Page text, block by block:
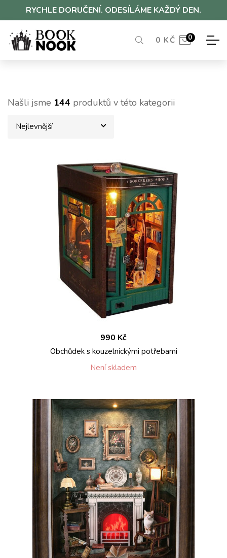
RYCHLE DORUČENÍ. ODESÍLÁME KAŽDÝ DEN.
0 KČ 0
Našli jsme 144 produktů v této kategorii
Nejlevnější
990 Kč
Obchůdek s kouzelnickými potřebami
Není skladem